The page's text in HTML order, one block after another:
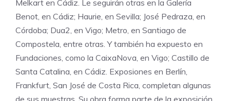
Melkart en Cádiz. Le seguirán otras en la Galería
Benot, en Cádiz; Haurie, en Sevilla; José Pedraza, en
Córdoba; Dua2, en Vigo; Metro, en Santiago de
Compostela, entre otras. Y también ha expuesto en
Fundaciones, como la CaixaNova, en Vigo; Castillo de
Santa Catalina, en Cádiz. Exposiones en Berlín,
Frankfurt, San José de Costa Rica, completan algunas